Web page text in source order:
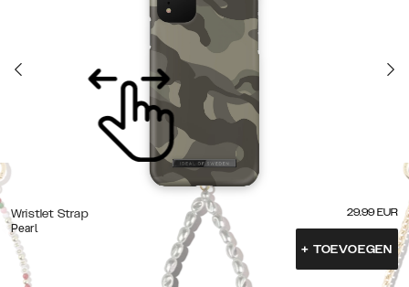
Wristlet Strap
Pearl
29.99 EUR
+ TOEVOEGEN